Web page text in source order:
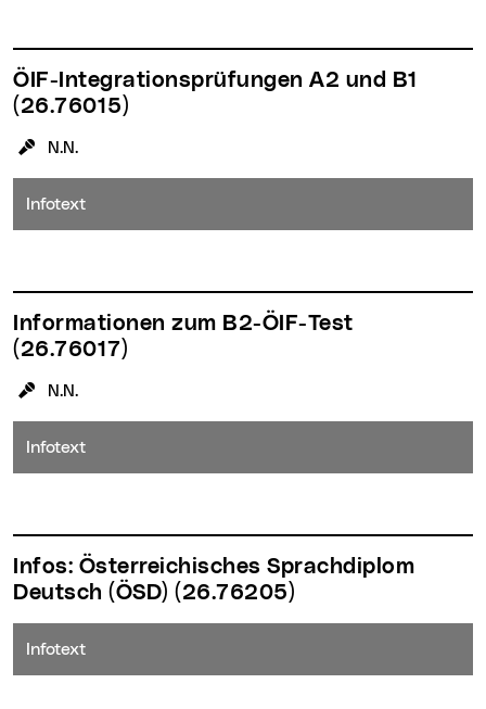
ÖIF-Integrationsprüfungen A2 und B1
(26.76015)
KursleiterIn:
N.N.
Infotext
Informationen zum B2-ÖIF-Test
(26.76017)
KursleiterIn:
N.N.
Infotext
Deutsch (ÖSD) (26.76205)
Infotext